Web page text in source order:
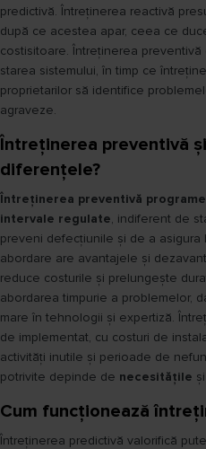
predictivă. Întreținerea reactivă
după ce acestea apar, ceea ce
costisitoare. Întreținerea
starea sistemului, în timp ce
proprietarilor să identifice
agraveze.
Întreținerea preventivă
diferențele?
Întreținerea preventivă
intervale regulate, indiferent de
preveni defecțiunile și de a asigura
abordare are avantajele și
reduce costurile și prelungește
abordarea timpurie a problemelor,
mare în tehnologii și expertiză.
de implementat, cu costuri de
activități inutile și perioade de
potrivite depinde de necesitățile
Cum funcționează
Întreținerea predictivă valorifică